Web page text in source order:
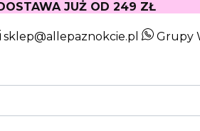
JUŻ OD 249 ZŁ
sklep@allepaznokcie.pl Grupy